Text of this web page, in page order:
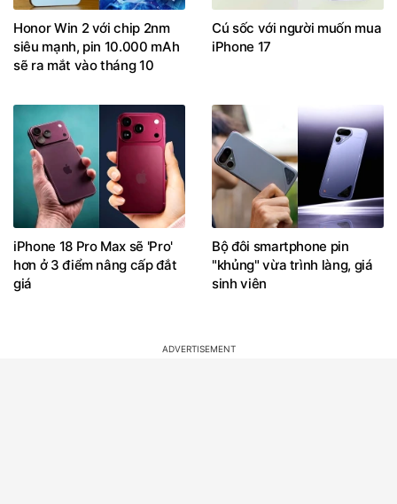
Honor Win 2 với chip 2nm
siêu mạnh, pin 10.000 mAh
sẽ ra mắt vào tháng 10
Cú sốc với người muốn mua
iPhone 17
iPhone 18 Pro Max sẽ 'Pro'
hơn ở 3 điểm nâng cấp đắt
giá
Bộ đôi smartphone pin
"khủng" vừa trình làng, giá
sinh viên